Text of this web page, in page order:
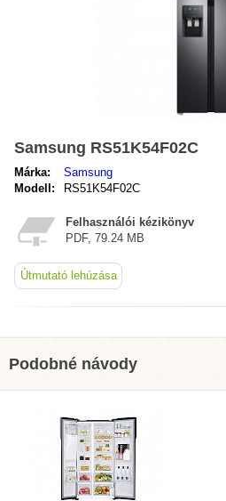
Samsung RS51K54F02C
Márka:
Samsung
Modell:
RS51K54F02C
Felhasználói kézikönyv
PDF, 79.24 MB
Útmutató lehúzása
Podobné návody